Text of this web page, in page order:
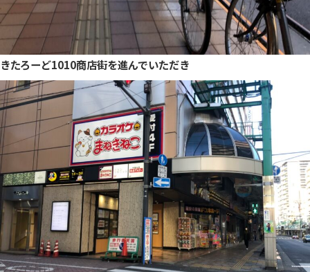
きたろーど1010商店街を進んでいただき